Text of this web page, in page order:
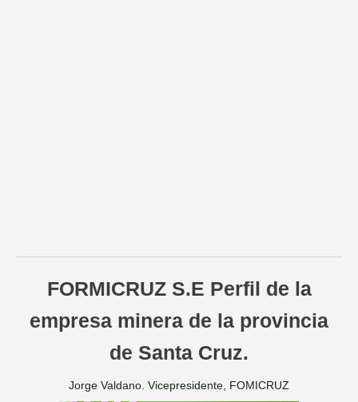
FORMICRUZ S.E Perfil de la
empresa minera de la provincia
de Santa Cruz.
Jorge Valdano. Vicepresidente, FOMICRUZ